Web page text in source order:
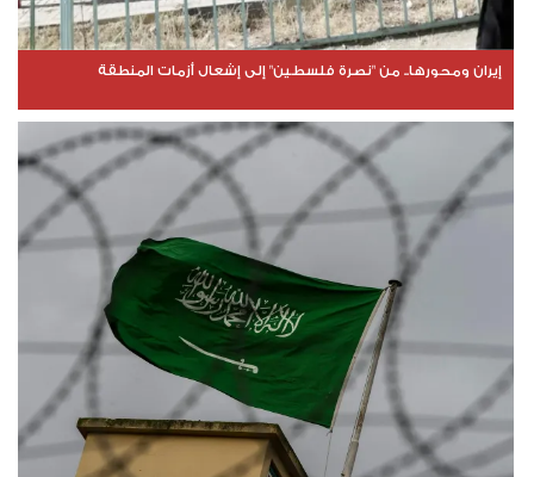
إيران ومحورها.. من "نصرة فلسطين" إلى إشعال أزمات المنطقة